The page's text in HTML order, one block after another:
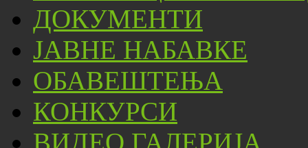
ДОКУМЕНТИ
ЈАВНЕ НАБАВКЕ
ОБАВЕШТЕЊА
КОНКУРСИ